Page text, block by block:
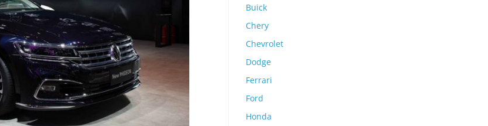
Buick
Chery
Chevrolet
Dodge
Ferrari
Ford
Honda